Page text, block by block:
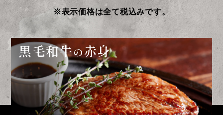
※表示価格は全て税込みです。
黒毛和牛の赤身